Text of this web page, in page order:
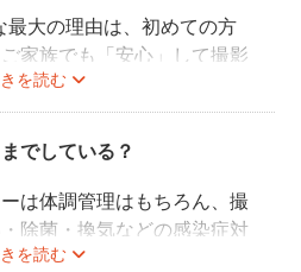
を読む
大の理由は、初めての方
家族でも「安心」して撮影
けることです。
した、赤ちゃん・子どもの
パパ・ママ世代のカメラマ
籍。
ンでも指名料は一切ござい
すい料金体系も人気のポイ
でしている？
を読む
は体調管理はもちろん、撮
除菌・換気などの感染症対
に努めます。